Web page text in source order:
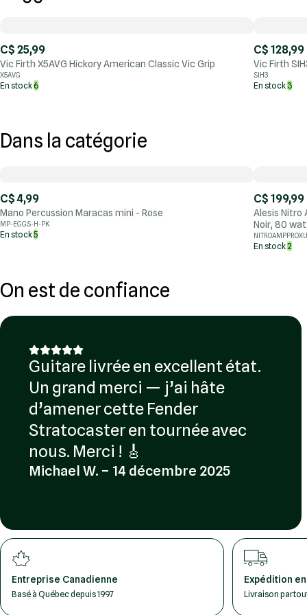
C$ 25,99
Vic Firth X5AVG Hickory American Classic Vic Grip
X5AVG
En stock6
C$ 128,99
Vic Firth
SIH3
En stock 3
Dans la catégorie
C$ 4,99
Mano Percussion Maracas mini - Rose
MP-EGGS-H-PK
En stock5
C$ 199,99
Alesis Nitro
Noir, 80
En stock2
On est de confiance
Guitare livrée en excellent état.
Un grand merci — j’ai hâte
d’amener cette Fender
Stratocaster en tournée avec
nous. Merci ! 🎸
Michael W. – 14 décembre 2025
Entreprise Canadienne
Basé à Québec depuis 1997
Expédition
Livraison